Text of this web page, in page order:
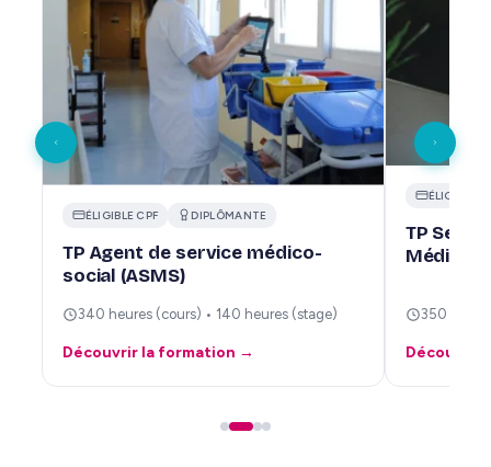
ÉLIGIBLE CPF DIPLÔMANTE
TP Agent de service médico-
social (ASMS)
340 heures (cours) • 140 heures (stage)
Découvrir la formation →
ÉLIGIBLE
TP
Médico-
350
Découvrir